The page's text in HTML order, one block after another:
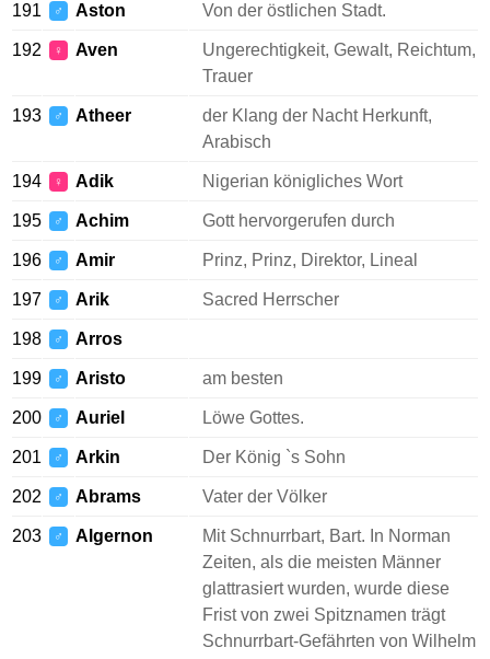
191 ♂ Aston Von der östlichen Stadt.
192 ♀ Aven
Ungerechtigkeit, Gewalt, Reichtum,
Trauer
193 ♂ Atheer
der Klang der Nacht Herkunft,
Arabisch
194 ♀ Adik Nigerian königliches Wort
195 ♂ Achim Gott hervorgerufen durch
196 ♂ Amir Prinz, Prinz, Direktor, Lineal
197 ♂ Arik Sacred Herrscher
198 ♂ Arros
199 ♂ Aristo am besten
200 ♂ Auriel Löwe Gottes.
201 ♂ Arkin Der König `s Sohn
202 ♂ Abrams Vater der Völker
203 ♂ Algernon
Mit Schnurrbart, Bart. In Norman
Zeiten, als die meisten Männer
glattrasiert wurden, wurde diese
Frist von zwei Spitznamen trägt
Schnurrbart-Gefährten von Wilhelm